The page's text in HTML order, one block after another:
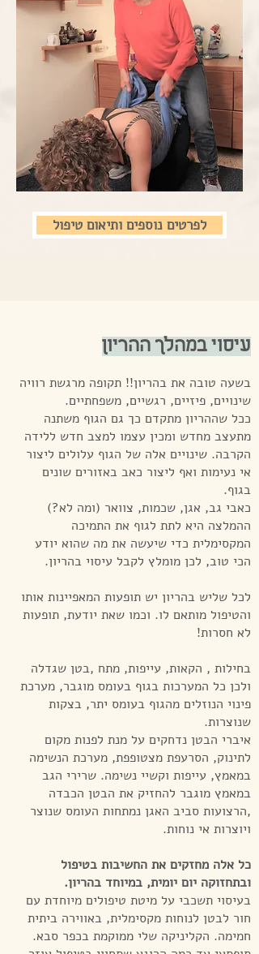
לפרטים נוספים ותיאום טיפול
עיסוי במהלך ההריון
בשעה טובה את בהריון!! תקופה מרגשת רוויה
שינויים, פיזיים, רגשיים, משפחתיים.
ככל שההריון מתקדם כך גם הגוף משתנה
מתעצב מחדש ומכין עצמו למצב חדש ללידה
הקרבה. שינויים אלה של הגוף עלולים ליצור
אי נעימות ואף ליצור כאב באזורים שונים
בגוף.
כאבי גב, אגן, שכמות, צוואר (ומה לא?)
ההמלצה היא לתת לגוף את התמיכה
המקסימלית כדי שיעשה את מה שהוא יודע
הכי טוב, לכן מומלץ לקבל עיסוי בהריון.
לכל שליש בהריון יש תופעות המאפיינות אותו
והטיפול מותאם לו. וכמו שאת יודעת, תופעות
לא חסרות!
בחילות , הקאות, עייפות, מתח ,בטן שגדלה
ולכן כל המערכות בגוף בעומס מוגבר, מערכת
פינוי הנוזלים מהגוף בעומס יתר, בצקות
שנוצרות.
איברי הבטן נדחקים על מנת לפנות מקום
לתינוק, הסרעפת מצטופפת, מערכת הנשימה
במאמץ, עייפות וקשיי נשימה. שרירי הגב
במאמץ מוגבר להחזיק את הבטן הכבדה
,הרצועות סביב האגן נמתחות העומס שנוצר
ויוצרות אי נוחות.
כל אלה מחזקים את החשיבות בטיפול
ובתחזוקה יום יומית, במיוחד בהריון.
בעיסוי תשכבי על מיטת טיפולים מיוחדת עם
חור לבטן לנוחות מקסימלית, באווירה ביתית
חמימה. הקליניקה שלי ממוקמת בכפר סבא.